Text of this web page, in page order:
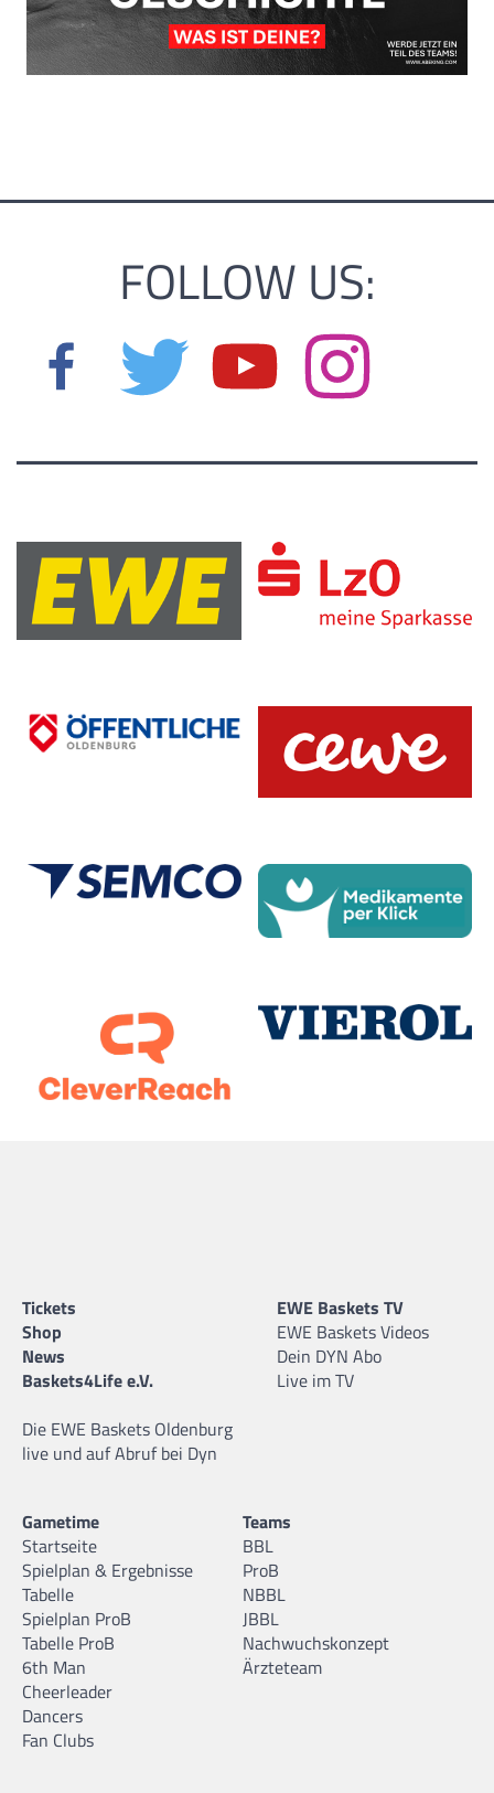
FOLLOW US:
Tickets
Shop
News
Baskets4Life e.V.
Die EWE Baskets Oldenburg
live und auf Abruf bei Dyn
EWE Baskets TV
EWE Baskets Videos
Dein DYN Abo
Live im TV
Gametime
Startseite
Spielplan & Ergebnisse
Tabelle
Spielplan ProB
Tabelle ProB
6th Man
Cheerleader
Dancers
Fan Clubs
Teams
BBL
ProB
NBBL
JBBL
Nachwuchskonzept
Ärzteteam